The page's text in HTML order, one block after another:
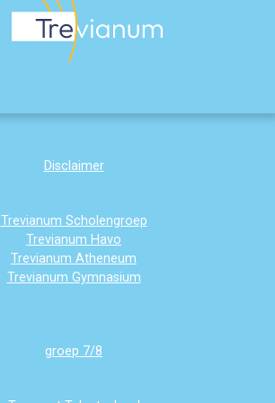
Disclaimer
Trevianum Scholengroep
Trevianum Havo
Trevianum Atheneum
Trevianum Gymnasium
groep 7/8